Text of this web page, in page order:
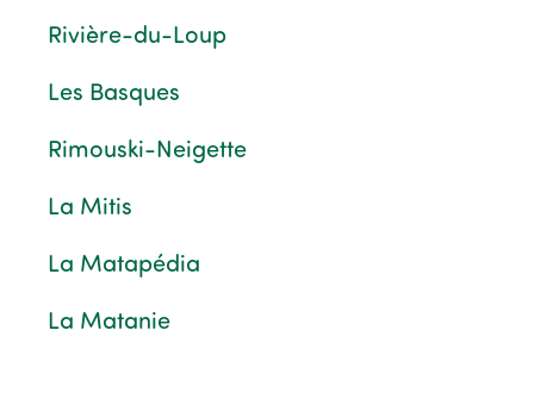
Rivière-du-Loup
Les Basques
Rimouski-Neigette
La Mitis
La Matapédia
La Matanie